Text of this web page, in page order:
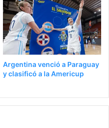
Argentina venció a Paraguay
y clasificó a la Americup